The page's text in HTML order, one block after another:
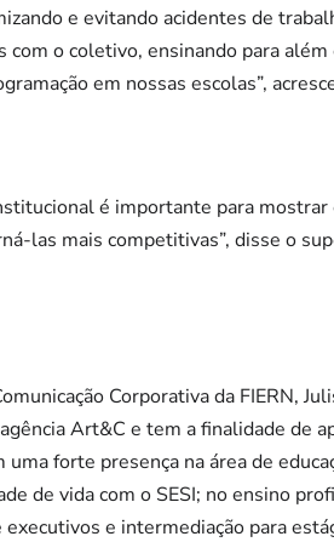
e evitando acidentes de
com o coletivo, ensinando para
em nossas escolas”,
é importante para
las mais competitivas”, disse o
Corporativa da FIERN,
Art&C e tem a finalidade de
uma forte presença na área de
de vida com o SESI; no ensino
executivos e intermediação para